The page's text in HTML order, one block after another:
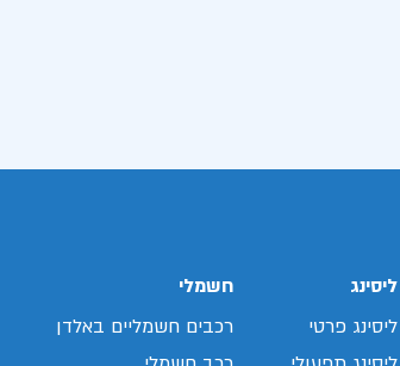
ליסינג
ליסינג פרטי
חשמלי
רכבים חשמליים באלדן